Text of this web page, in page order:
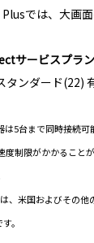
では、大画
サービスプラン
ンダード(22)
5台まで同時接続
度制限がかかるこ
、米国およびその
。